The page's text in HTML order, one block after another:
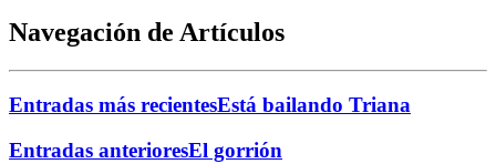
Navegación de Artículos
Entradas más recientesEstá bailando Triana
Entradas anterioresEl gorrión